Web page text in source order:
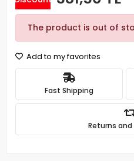
The product is out of
Add to my favorites
Fast Shipping
Returns and